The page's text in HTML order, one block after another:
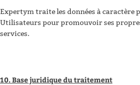
Expertym traite les données à caractère
Utilisateurs pour promouvoir ses
services.
10. Base juridique du traitement